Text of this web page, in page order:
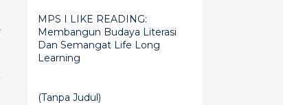
MPS I LIKE READING:
Membangun Budaya Literasi
Dan Semangat Life Long
Learning
(tanpa Judul)